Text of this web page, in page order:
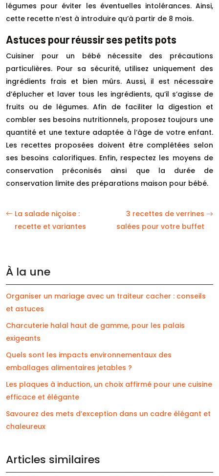
légumes pour éviter les éventuelles intolérances. Ainsi,
cette recette n’est à introduire qu’à partir de 8 mois.
Astuces pour réussir ses petits pots
Cuisiner pour un bébé nécessite des précautions
particulières. Pour sa sécurité, utilisez uniquement des
ingrédients frais et bien mûrs. Aussi, il est nécessaire
d’éplucher et laver tous les ingrédients, qu’il s’agisse de
fruits ou de légumes. Afin de faciliter la digestion et
combler ses besoins nutritionnels, proposez toujours une
quantité et une texture adaptée à l’âge de votre enfant.
Les recettes proposées doivent être complétées selon
ses besoins calorifiques. Enfin, respectez les moyens de
conservation préconisés ainsi que la durée de
conservation limite des préparations maison pour bébé.
La salade niçoise :
recette et variantes
3 recettes de verrines
salées pour votre buffet
À la une
Organiser un mariage avec un traiteur cacher : conseils
et astuces
Charcuterie halal haut de gamme, pour les palais
exigeants
Quels sont les impacts environnementaux des
emballages alimentaires jetables ?
Les plaques à induction, un choix affirmé pour une cuisine
efficace et élégante
Savourez des mets d’exception dans un cadre élégant et
chaleureux
Articles similaires